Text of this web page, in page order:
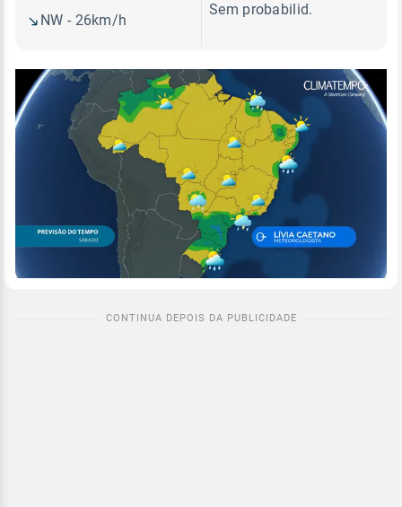
NW - 26km/h
Sem probabilid.